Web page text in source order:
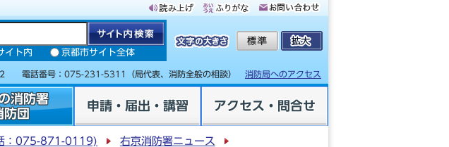
イト内 京都市サイト全体
2 電話番号： 075-231-5311 （局代表、消防全般の相談） 消防局へのアクセス
消防署
防団
申請・届出・講習 アクセス・問合せ
：075-871-0119)
右京消防署ニュース